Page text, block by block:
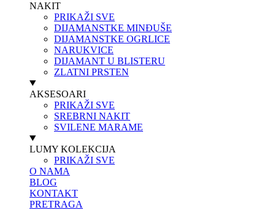
NAKIT
PRIKAŽI SVE
DIJAMANSTKE MINĐUŠE
DIJAMANSTKE OGRLICE
NARUKVICE
DIJAMANT U BLISTERU
ZLATNI PRSTEN
AKSESOARI
PRIKAŽI SVE
SREBRNI NAKIT
SVILENE MARAME
LUMY KOLEKCIJA
PRIKAŽI SVE
O NAMA
BLOG
KONTAKT
PRETRAGA